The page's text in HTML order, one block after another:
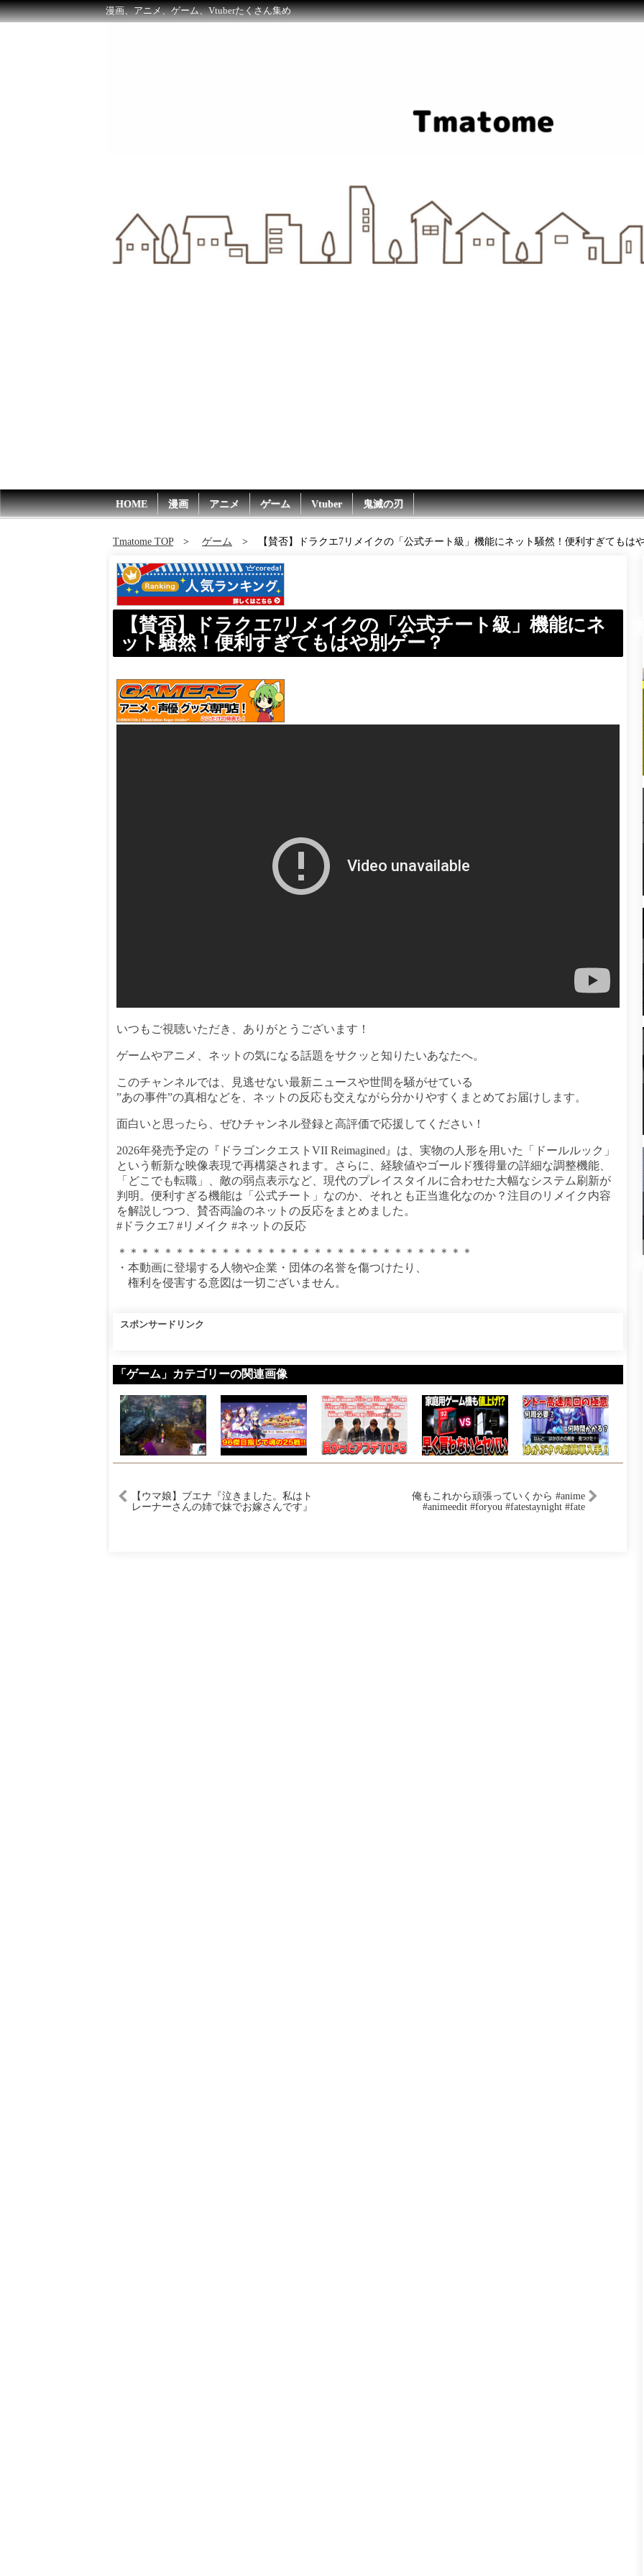
漫画、アニメ、ゲーム、Vtuberたくさん集め
HOME 漫画 アニメ ゲーム Vtuber 鬼滅の刃
Tmatome TOP ゲーム 【賛否】ドラクエ7リメイクの「公式チート級」機能にネット騒然！便利すぎてもは
【賛否】ドラクエ7リメイクの「公式チート級」機能にネ
ット騒然！便利すぎてもはや別ゲー？
いつもご視聴いただき、ありがとうございます！
ゲームやアニメ、ネットの気になる話題をサクッと知りたいあなたへ。
このチャンネルでは、見逃せない最新ニュースや世間を騒がせている
”あの事件”の真相などを、ネットの反応も交えながら分かりやすくまとめてお届けします。
面白いと思ったら、ぜひチャンネル登録と高評価で応援してください！
2026年発売予定の『ドラゴンクエストVII Reimagined』は、実物の人形を用いた「ドールルック」
という斬新な映像表現で再構築されます。さらに、経験値やゴールド獲得量の詳細な調整機能、
「どこでも転職」、敵の弱点表示など、現代のプレイスタイルに合わせた大幅なシステム刷新が
判明。便利すぎる機能は「公式チート」なのか、それとも正当進化なのか？注目のリメイク内容
を解説しつつ、賛否両論のネットの反応をまとめました。
#ドラクエ7 #リメイク #ネットの反応
＊＊＊＊＊＊＊＊＊＊＊＊＊＊＊＊＊＊＊＊＊＊＊＊＊＊＊＊＊＊＊
・本動画に登場する人物や企業・団体の名誉を傷つけたり、
権利を侵害する意図は一切ございません。
スポンサードリンク
「ゲーム」カテゴリーの関連画像
【ウマ娘】ブエナ『泣きました。私はト
レーナーさんの姉で妹でお嫁さんです』
俺もこれから頑張っていくから #anime
#animeedit #foryou #fatestaynight #fate